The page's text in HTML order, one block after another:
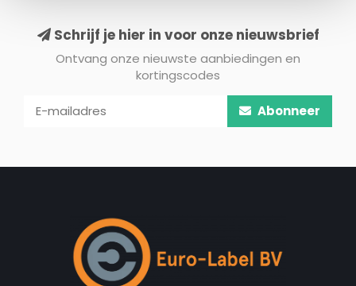
Schrijf je hier in voor onze nieuwsbrief
Ontvang onze nieuwste aanbiedingen en
kortingscodes
Abonneer